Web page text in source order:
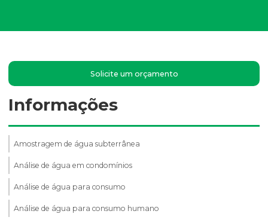
Solicite um orçamento
Informações
Amostragem de água subterrânea
Análise de água em condomínios
Análise de água para consumo
Análise de água para consumo humano